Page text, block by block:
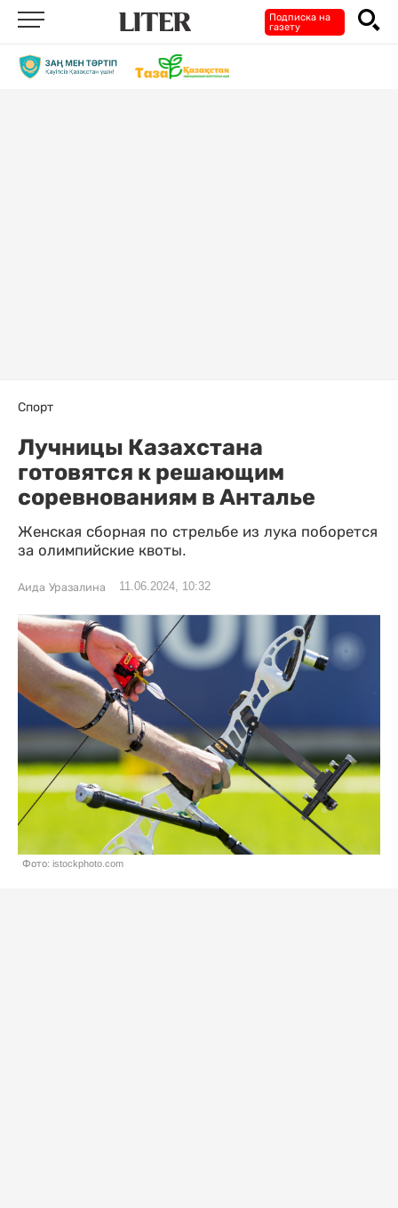
Подписка на
газету
Спорт
Лучницы Казахстана
готовятся к решающим
соревнованиям в Анталье
Женская сборная по стрельбе из лука поборется
за олимпийские квоты.
Аида Уразалина 11.06.2024, 10:32
Фото: istockphoto.com